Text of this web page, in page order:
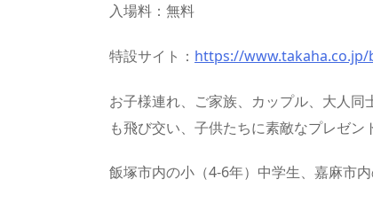
入場料：無料
特設サイト： https://
お子様連れ、ご家族、カップル、大人
も飛び交い、子供たちに素敵なプレゼン
飯塚市内の小（4-6年）中学生、嘉麻市